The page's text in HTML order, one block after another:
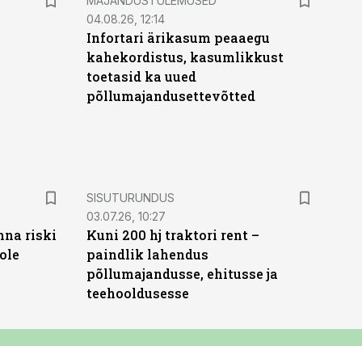
04.08.26, 12:14
Infortari ärikasum peaaegu
kahekordistus, kasumlikkust
toetasid ka uued
põllumajandusettevõtted
riski
ST
SISUTURUNDUS
03.07.26, 10:27
Kuni 200 hj traktori rent –
paindlik lahendus
põllumajandusse, ehitusse ja
teehooldusesse